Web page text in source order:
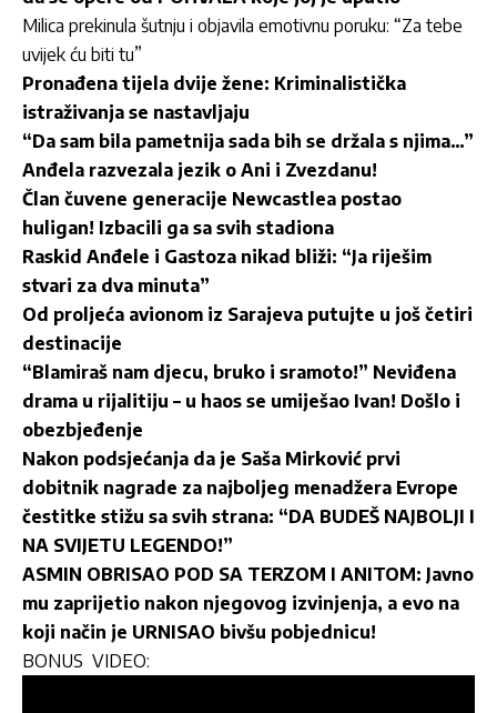
Milica prekinula šutnju i objavila emotivnu poruku: “Za tebe
uvijek ću biti tu”
Pronađena tijela dvije žene: Kriminalistička
istraživanja se nastavljaju
“Da sam bila pametnija sada bih se držala s njima…”
Anđela razvezala jezik o Ani i Zvezdanu!
Član čuvene generacije Newcastlea postao
huligan! Izbacili ga sa svih stadiona
Raskid Anđele i Gastoza nikad bliži: “Ja riješim
stvari za dva minuta”
Od proljeća avionom iz Sarajeva putujte u još četiri
destinacije
“Blamiraš nam djecu, bruko i sramoto!” Neviđena
drama u rijalitiju – u haos se umiješao Ivan! Došlo i
obezbjeđenje
Nakon podsjećanja da je Saša Mirković prvi
dobitnik nagrade za najboljeg menadžera Evrope
čestitke stižu sa svih strana: “DA BUDEŠ NAJBOLJI I
NA SVIJETU LEGENDO!”
ASMIN OBRISAO POD SA TERZOM I ANITOM: Javno
mu zaprijetio nakon njegovog izvinjenja, a evo na
koji način je URNISAO bivšu pobjednicu!
BONUS VIDEO: